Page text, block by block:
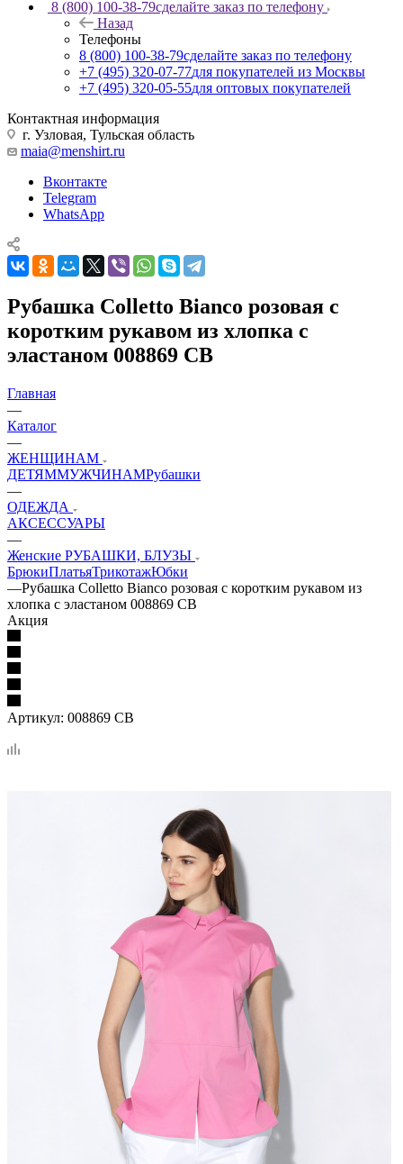
8 (800) 100-38-79сделайте заказ по телефону
Назад
Телефоны
8 (800) 100-38-79сделайте заказ по телефону
+7 (495) 320-07-77для покупателей из Москвы
+7 (495) 320-05-55для оптовых покупателей
Контактная информация
г. Узловая, Тульская область
maia@menshirt.ru
Вконтакте
Telegram
WhatsApp
Рубашка Colletto Bianco розовая с
коротким рукавом из хлопка с
эластаном 008869 CB
Главная
—
Каталог
—
ЖЕНЩИНАМ
ДЕТЯММУЖЧИНАМРубашки
—
ОДЕЖДА
АКСЕССУАРЫ
—
Женские РУБАШКИ, БЛУЗЫ
БрюкиПлатьяТрикотажЮбки
—Рубашка Colletto Bianco розовая с коротким рукавом из
хлопка с эластаном 008869 CB
Акция
Артикул: 008869 CB